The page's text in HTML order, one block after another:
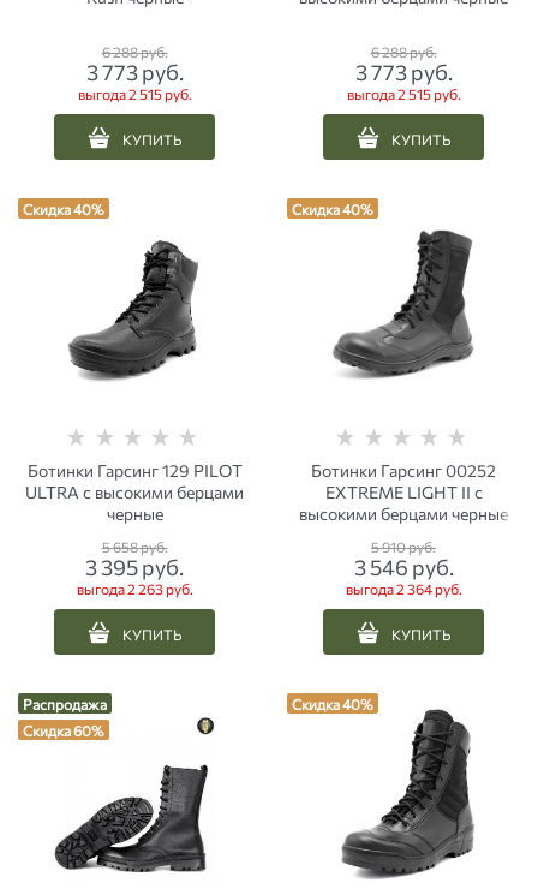
6 288 руб.
3 773 руб.
выгода2 515 руб.
КУПИТЬ
6 288 руб.
3 773 руб.
выгода2 515 руб.
КУПИТЬ
Скидка 40%
Ботинки Гарсинг 129 PILOT
ULTRA с высокими берцами
черные
5 658 руб.
3 395 руб.
выгода2 263 руб.
КУПИТЬ
Скидка 40%
Ботинки Гарсинг 00252
EXTREME LIGHT II с
высокими берцами черные
5 910 руб.
3 546 руб.
выгода2 364 руб.
КУПИТЬ
Распродажа
Скидка 60%
Скидка 40%